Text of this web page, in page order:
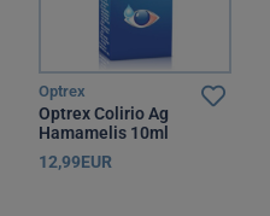
Optrex
Optrex Colirio Ag
Hamamelis 10ml
12,99EUR